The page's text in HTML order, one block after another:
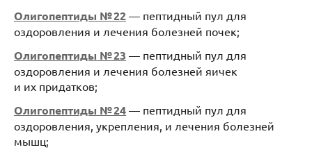
Олигопептиды № 22 — пептидный пул для
оздоровления и лечения болезней почек;
Олигопептиды № 23 — пептидный пул для
оздоровления и лечения болезней яичек
и их придатков;
Олигопептиды № 24 — пептидный пул для
оздоровления, укрепления, и лечения болезней
мышц;